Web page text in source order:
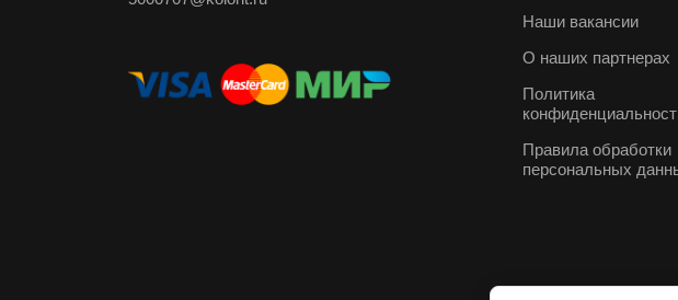
Наши вакансии
О наших партнерах
Политика
Правила обработки
персональных